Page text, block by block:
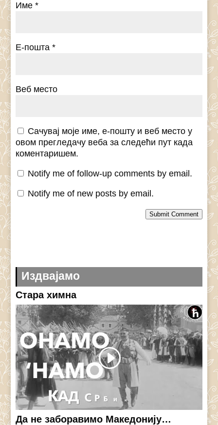
Име*
Е-пошта*
Веб место
Сачувај моје име, е-пошту и веб место у
овом прегледачу веба за следећи пут када
коментаришем.
Notify me of follow-up comments by email.
Notify me of new posts by email.
Submit Comment
Издвајамо
Стара химна
Да не заборавимо Македонију…